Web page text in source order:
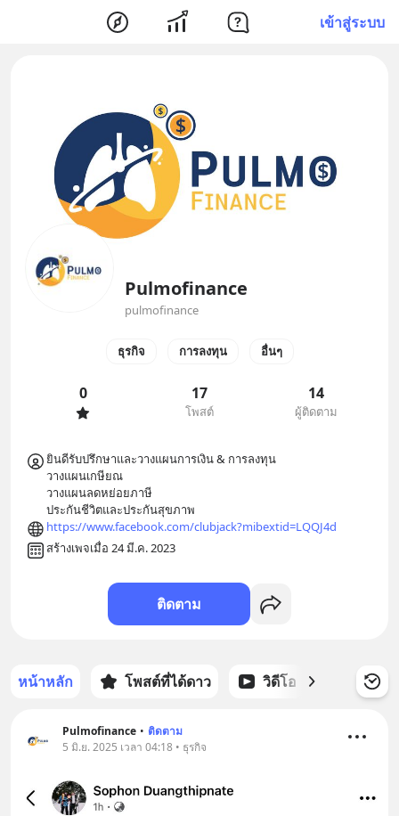
เข้าสู่ระบบ
Pulmofinance
pulmofinance
ธุรกิจ การลงทุน อื่นๆ
0 17
โพสต์
14
ผู้ติดตาม
ยินดีรับปรึกษาและวางแผนการเงิน & การลงทุน
วางแผนเกษียณ
วางแผนลดหย่อยภาษี
ประกันชีวิตและประกันสุขภาพ
https://www.facebook.com/clubjack?mibextid=LQQJ4d
สร้างเพจเมื่อ 24 มี.ค. 2023
ติดตาม
หน้าหลัก โพสต์ที่ได้ดาว วิดีโอ พอดแ
Pulmofinance • ติดตาม
5 มิ.ย. 2025 เวลา 04:18 • ธุรกิจ